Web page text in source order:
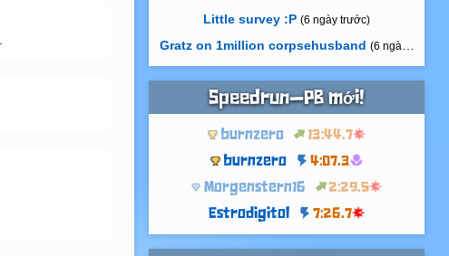
Little survey :P (6 ngày trước)
Gratz on 1million corpsehusband (6 ngày trước)
Speedrun—PB mới!
burnzero
13:44.7
burnzero
4:07.3
Morgenstern16
2:29.5
Estrodigitol
7:26.7